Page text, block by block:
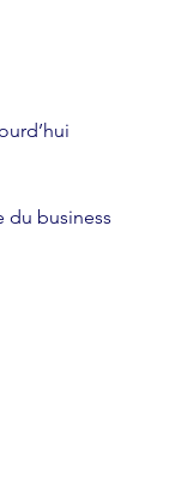
du business